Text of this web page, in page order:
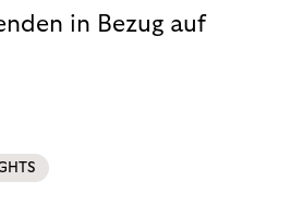
in Bezug auf